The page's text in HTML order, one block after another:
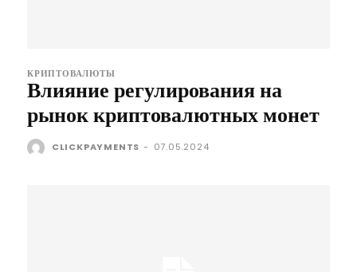
КРИПТОВАЛЮТЫ
Влияние регулирования на
рынок криптовалютных монет
CLICKPAYMENTS - 07.05.2024